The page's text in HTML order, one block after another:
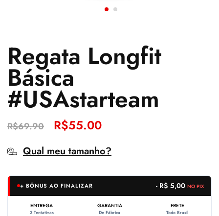
Regata Longfit
Básica
#USAstarteam
R$69.90 R$55.00
Qual meu tamanho?
+ BÔNUS AO FINALIZAR - R$ 5,00 NO PIX
ENTREGA
3 Tentativas
GARANTIA
De Fábrica
FRETE
Todo Brasil